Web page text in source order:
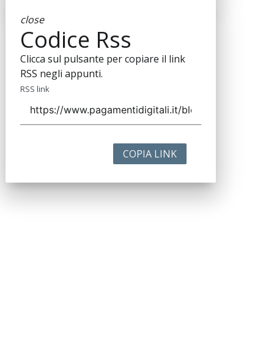
close
Codice Rss
Clicca sul pulsante per copiare il link
RSS negli appunti.
RSS link
COPIA LINK